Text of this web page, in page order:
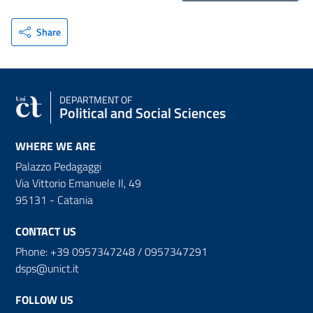
Share
DEPARTMENT OF
Political and Social Sciences
WHERE WE ARE
Palazzo Pedagaggi
Via Vittorio Emanuele II, 49
95131 - Catania
CONTACT US
Phone: +39 0957347248 / 0957347291
dsps@unict.it
FOLLOW US